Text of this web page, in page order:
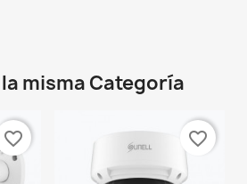
misma Categoría
favorite_border favorite_border